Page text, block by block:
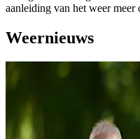
aanleiding van het weer
Weernieuws